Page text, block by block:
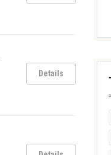
Details